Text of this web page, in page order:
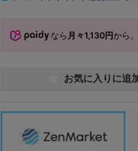
なら 月々1,130円から
お気に入りに追